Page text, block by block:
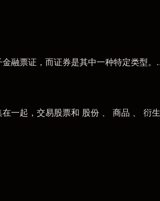
融票证，而证券是其中一种特定类型。
一起，交易股票和 股份 、 商品 、 衍